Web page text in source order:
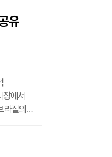
때문에
잠금
유
에서
라질의
질의
르노